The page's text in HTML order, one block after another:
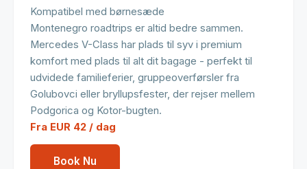
Kompatibel med børnesæde
Montenegro roadtrips er altid bedre sammen.
Mercedes V-Class har plads til syv i premium
komfort med plads til alt dit bagage - perfekt til
udvidede familieferier, gruppeoverførsler fra
Golubovci eller bryllupsfester, der rejser mellem
Podgorica og Kotor-bugten.
Fra EUR 42 / dag
Book Nu